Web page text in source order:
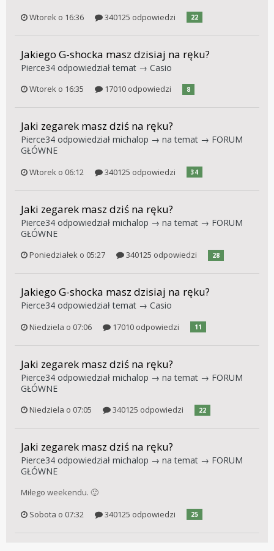
Wtorek o 16:36
340125 odpowiedzi 22
Jakiego G-shocka masz dzisiaj na ręku?
Pierce34 odpowiedział temat → Casio
Wtorek o 16:35 17010 odpowiedzi 8
Jaki zegarek masz dziś na ręku?
Pierce34 odpowiedział michalop → na temat → FORUM
GŁÓWNE
Wtorek o 06:12 340125 odpowiedzi 34
Jaki zegarek masz dziś na ręku?
Pierce34 odpowiedział michalop → na temat → FORUM
GŁÓWNE
Poniedziałek o 05:27 340125 odpowiedzi 28
Jakiego G-shocka masz dzisiaj na ręku?
Pierce34 odpowiedział temat → Casio
Niedziela o 07:06 17010 odpowiedzi 11
Jaki zegarek masz dziś na ręku?
Pierce34 odpowiedział michalop → na temat → FORUM
GŁÓWNE
Niedziela o 07:05 340125 odpowiedzi 22
Jaki zegarek masz dziś na ręku?
Pierce34 odpowiedział michalop → na temat → FORUM
GŁÓWNE
Miłego weekendu. 🙂
Sobota o 07:32
340125 odpowiedzi 25